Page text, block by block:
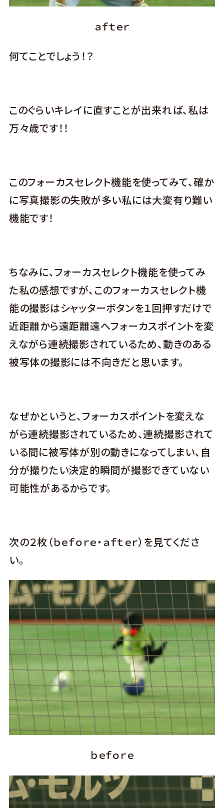
ａｆｔｅｒ
何てことでしょう！？
このぐらいキレイに直すことが出来れば、私は
万々歳です！！
このフォーカスセレクト機能を使ってみて、確か
に写真撮影の失敗が多い私には大変有り難い
機能です！
ちなみに、フォーカスセレクト機能を使ってみ
た私の感想ですが、このフォーカスセレクト機
能の撮影はシャッターボタンを１回押すだけで
近距離から遠距離遠へフォーカスポイントを変
えながら連続撮影されているため、動きのある
被写体の撮影には不向きだと思います。
なぜかというと、フォーカスポイントを変えな
がら連続撮影されているため、連続撮影されて
いる間に被写体が別の動きになってしまい、自
分が撮りたい決定的瞬間が撮影できていない
可能性があるからです。
次の２枚（ｂｅｆｏｒｅ・ａｆｔｅｒ）を見てくださ
い。
ｂｅｆｏｒｅ